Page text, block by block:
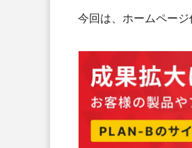
今回は、ホームペー